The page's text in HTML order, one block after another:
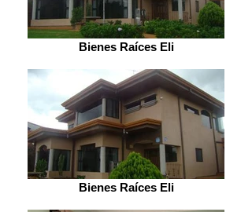
Bienes Raíces Eli
Bienes Raíces Eli